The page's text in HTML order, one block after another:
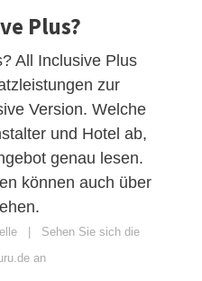
Plus?
All Inclusive Plus
zur
Version. Welche
und Hotel ab,
genau lesen.
können auch über
| Sehen Sie sich die
an